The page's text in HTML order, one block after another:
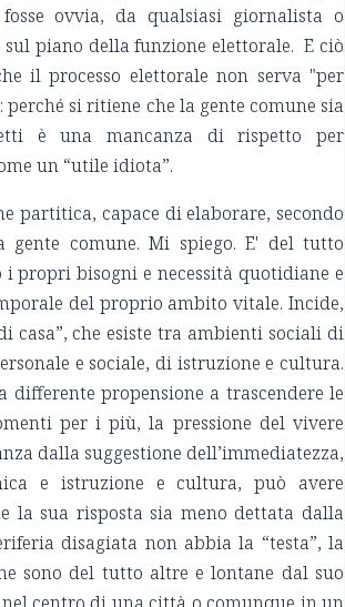
ovvia, da qualsiasi giornalista o
piano della funzione elettorale. E ciò
il processo elettorale non serva "per
si ritiene che la gente comune sia
è una mancanza di rispetto per
un “utile idiota”.
partitica, capace di elaborare, secondo
gente comune. Mi spiego. E' del tutto
propri bisogni e necessità quotidiane e
del proprio ambito vitale. Incide,
casa”, che esiste tra ambienti sociali di
e sociale, di istruzione e cultura.
propensione a trascendere le
per i più, la pressione del vivere
dalla suggestione dell’immediatezza,
e istruzione e cultura, può avere
la sua risposta sia meno dettata dalla
disagiata non abbia la “testa”, la
sono del tutto altre e lontane dal suo